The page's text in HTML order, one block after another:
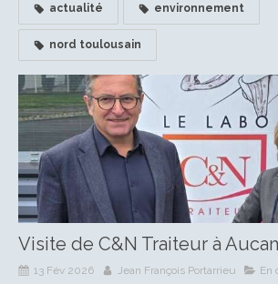
actualité environnement
nord toulousain
Visite de C&N Traiteur à
13 Fév 2026 Jean François Portarrieu En